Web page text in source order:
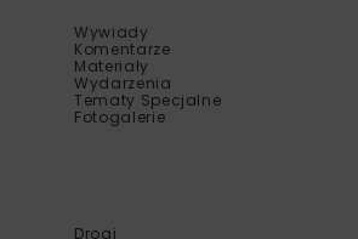
Wywiady
Komentarze
Materiały
Wydarzenia
Tematy Specjalne
Fotogalerie
Drogi